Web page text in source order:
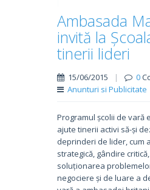
Ambasada
invită la
tinerii lideri
15/06/2015 | 0
Anunturi si Publicitate
Programul școlii de vară
ajute tinerii activi să-și
deprinderi de lider, cum
strategică, gândire
soluționarea
negociere și de luare a